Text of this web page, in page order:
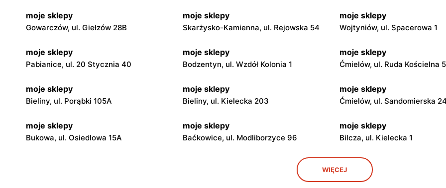
moje sklepy
Gowarczów, ul. Giełzów 28B
moje sklepy
Skarżysko-Kamienna, ul. Rejowska 54
moje sklepy
Wojtyniów, ul. Spacerowa 1
moje sklepy
Pabianice, ul. 20 Stycznia 40
moje sklepy
Bodzentyn, ul. Wzdół Kolonia 1
moje sklepy
Ćmielów, ul. Ruda Kościelna
moje sklepy
Bieliny, ul. Porąbki 105A
moje sklepy
Bieliny, ul. Kielecka 203
moje sklepy
Ćmielów, ul. Sandomierska
moje sklepy
Bukowa, ul. Osiedlowa 15A
moje sklepy
Baćkowice, ul. Modliborzyce 96
moje sklepy
Bilcza, ul. Kielecka 1
moje sklepy
Gorzyce, ul. Szkolna 44
WIĘCEJ